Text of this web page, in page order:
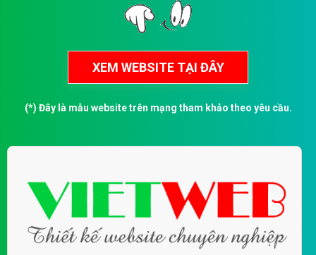
(*) Đây là mẫu website trên mạng tham khảo theo yêu cầu.